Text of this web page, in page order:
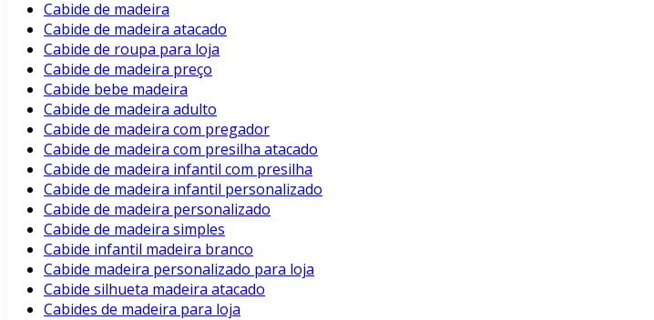
Cabide de madeira
Cabide de madeira atacado
Cabide de roupa para loja
Cabide de madeira preço
Cabide bebe madeira
Cabide de madeira adulto
Cabide de madeira com pregador
Cabide de madeira com presilha atacado
Cabide de madeira infantil com presilha
Cabide de madeira infantil personalizado
Cabide de madeira personalizado
Cabide de madeira simples
Cabide infantil madeira branco
Cabide madeira personalizado para loja
Cabide silhueta madeira atacado
Cabides de madeira para loja